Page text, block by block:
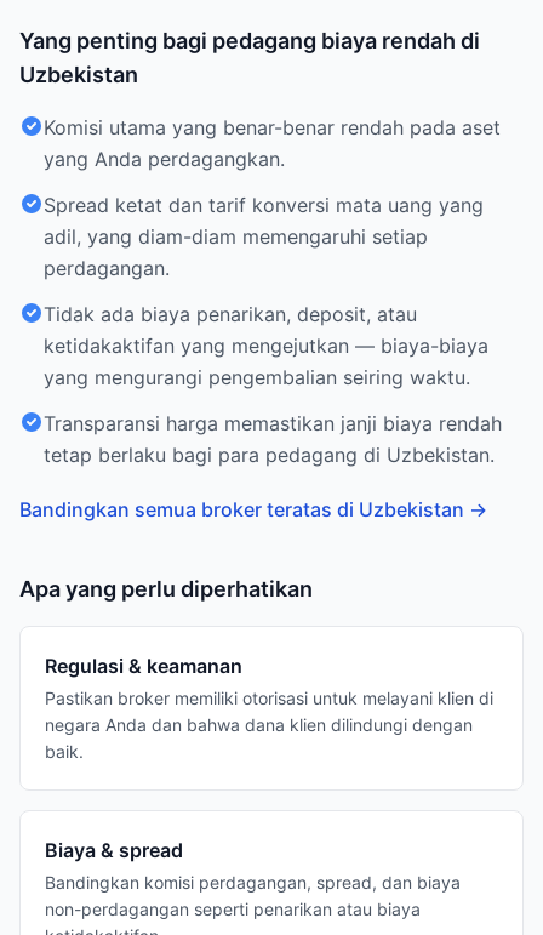
Yang penting bagi pedagang biaya rendah di
Uzbekistan
Komisi utama yang benar-benar rendah pada aset
yang Anda perdagangkan.
Spread ketat dan tarif konversi mata uang yang
adil, yang diam-diam memengaruhi setiap
perdagangan.
Tidak ada biaya penarikan, deposit, atau
ketidakaktifan yang mengejutkan — biaya-biaya
yang mengurangi pengembalian seiring waktu.
Transparansi harga memastikan janji biaya rendah
tetap berlaku bagi para pedagang di Uzbekistan.
Bandingkan semua broker teratas di Uzbekistan →
Apa yang perlu diperhatikan
Regulasi & keamanan
Pastikan broker memiliki otorisasi untuk melayani klien di
negara Anda dan bahwa dana klien dilindungi dengan
baik.
Biaya & spread
Bandingkan komisi perdagangan, spread, dan biaya
non-perdagangan seperti penarikan atau biaya